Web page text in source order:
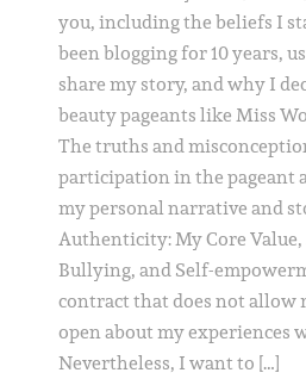
you, including the beliefs I
been blogging for 10 years,
share my story, and why I
beauty pageants like Miss
The truths and
participation in the pageant
my personal narrative and
Authenticity: My Core
Bullying, and Self-
contract that does not allow
open about my experiences
Nevertheless, I want to […]